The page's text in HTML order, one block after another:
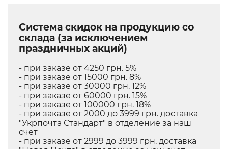
Система скидок на продукцию со
склада (за исключением
праздничных акций)
- при заказе от 4250 грн. 5%
- при заказе от 15000 грн. 8%
- при заказе от 30000 грн. 12%
- при заказе от 60000 грн. 15%
- при заказе от 100000 грн. 18%
- при заказе от 2000 до 3999 грн. доставка
"Укрпочта Стандарт" в отделение за наш
счет
- при заказе от 2999 до 3999 грн. доставка